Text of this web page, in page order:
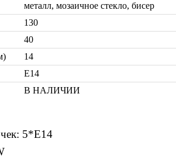
лампы
лампы
металл, мозаичное стекло, бисер
130
40
14
Е14
В НАЛИЧИИ
5*Е14